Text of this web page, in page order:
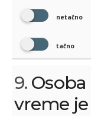
netačno
tačno
9.
vreme je